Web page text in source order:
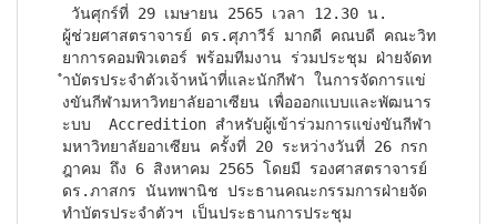
ผู้ช่วยศาสตราจารย์ ดร.ศุภาวีร์ มากดี คณบดี คณะวิท
ยาการคอมพิวเตอร์ พร้อมทีมงาน ร่วมประชุม ฝ่ายจัดท
ำบัตรประจำตัวเจ้าหน้าที่และนักกีฬา ในการจัดการแข่
งขันกีฬามหาวิทยาลัยอาเซียน เพื่อออกแบบและพัฒนาร
ะบบ  Accredition สำหรับผู้เข้าร่วมการแข่งขันกีฬา
มหาวิทยาลัยอาเซียน ครั้งที่ 20 ระหว่างวันที่ 26 กรก
ฎาคม ถึง 6 สิงหาคม 2565 โดยมี รองศาสตราจารย์
ดร.ภาสกร นันทพานิช ประธานคณะกรรมการฝ่ายจัด
ทำบัตรประจำตัวฯ เป็นประธานการประชุม